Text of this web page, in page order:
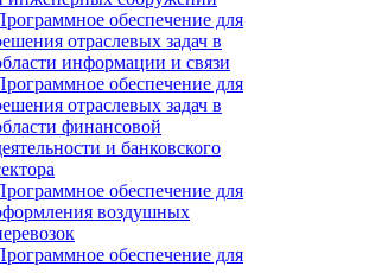
обеспечение для
отраслевых задач в
информации и связи
обеспечение для
отраслевых задач в
финансовой
и банковского
обеспечение для
воздушных
обеспечение для